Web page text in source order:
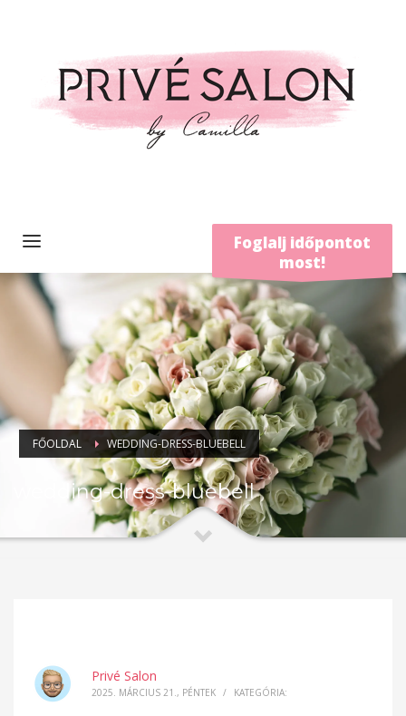
Foglalj időpontot
most!
FŐOLDAL WEDDING-DRESS-BLUEBELL
wedding-dress-bluebell
Privé Salon
2025. MÁRCIUS 21., PÉNTEK / KATEGÓRIA: